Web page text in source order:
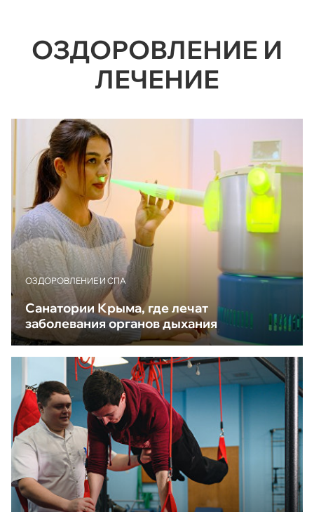
ОЗДОРОВЛЕНИЕ И
ЛЕЧЕНИЕ
ОЗДОРОВЛЕНИЕ И СПА
Санатории Крыма, где лечат
заболевания органов дыхания